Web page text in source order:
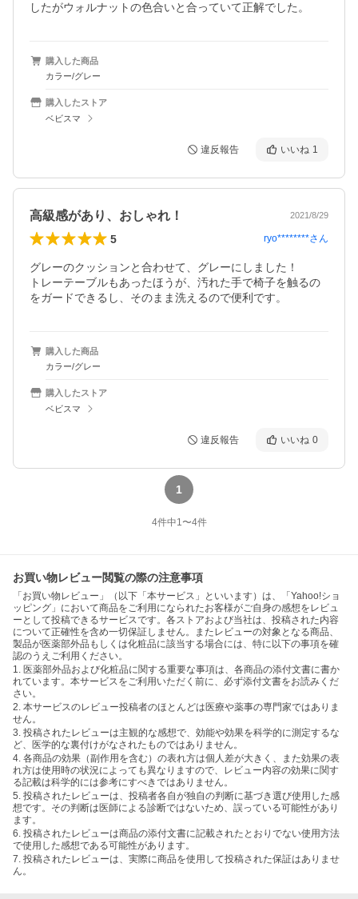
したがウォルナットの色合いと合っていて正解でした。
購入した商品
カラー/グレー
購入したストア
ベビスマ
違反報告 いいね 1
高級感があり、おしゃれ！ 2021/8/29
5 ryo********さん
グレーのクッションと合わせて、グレーにしました！
トレーテーブルもあったほうが、汚れた手で椅子を触るの
をガードできるし、そのまま洗えるので便利です。
購入した商品
カラー/グレー
購入したストア
ベビスマ
違反報告 いいね 0
1
4件中1〜4件
お買い物レビュー閲覧の際の注意事項
「お買い物レビュー」（以下「本サービス」といいます）は、「Yahoo!ショ
ッピング」において商品をご利用になられたお客様がご自身の感想をレビュ
ーとして投稿できるサービスです。各ストアおよび当社は、投稿された内容
について正確性を含め一切保証しません。またレビューの対象となる商品、
製品が医薬部外品もしくは化粧品に該当する場合には、特に以下の事項を確
認のうえご利用ください。
1. 医薬部外品および化粧品に関する重要な事項は、各商品の添付文書に書か
れています。本サービスをご利用いただく前に、必ず添付文書をお読みくだ
さい。
2. 本サービスのレビュー投稿者のほとんどは医療や薬事の専門家ではありま
せん。
3. 投稿されたレビューは主観的な感想で、効能や効果を科学的に測定するな
ど、医学的な裏付けがなされたものではありません。
4. 各商品の効果（副作用を含む）の表れ方は個人差が大きく、また効果の表
れ方は使用時の状況によっても異なりますので、レビュー内容の効果に関す
る記載は科学的には参考にすべきではありません。
5. 投稿されたレビューは、投稿者各自が独自の判断に基づき選び使用した感
想です。その判断は医師による診断ではないため、誤っている可能性があり
ます。
6. 投稿されたレビューは商品の添付文書に記載されたとおりでない使用方法
で使用した感想である可能性があります。
7. 投稿されたレビューは、実際に商品を使用して投稿された保証はありませ
ん。